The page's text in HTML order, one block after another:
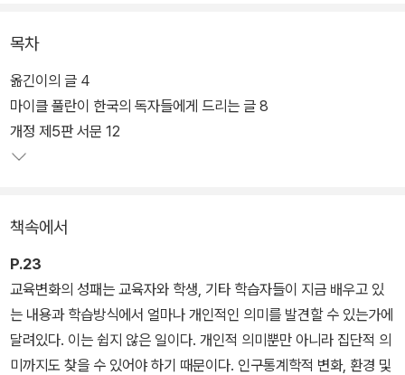
밝히고 있다.
이 책은 총 3부로 되어 있으며, 1부는 ‘교육변화에 대한 이해’, 2부는
‘학교 및 학구 수준에서의 교육변화’, 3부는 ‘광역 지자체 및 국가 수
준에서의 교육변화’를 다룬다. 이 책은 교육개혁이 실패하는 이유를
체적으로 제시하고 있다. 교육개혁에 성공하기 위해 중앙정부, 지방
정부, 지역사회, 학교장, 교사, 학부모, 학생 등이 각각 어떤 역할을 해
야 하는지에 대해서도 풍부한 혁신 사례를 들어 상세하게 설명한다.
목차
옮긴이의 글 4
마이클 풀란이 한국의 독자들에게 드리는 글 8
개정 제5판 서문 12
책속에서
P.23
교육변화의 성패는 교육자와 학생, 기타 학습자들이 지금 배우고 있
는 내용과 학습방식에서 얼마나 개인적인 의미를 발견할 수 있는가에
달려있다. 이는 쉽지 않은 일이다. 개인적 의미뿐만 아니라 집단적 의
미까지도 찾을 수 있어야 하기 때문이다. 인구통계학적 변화, 환경 및